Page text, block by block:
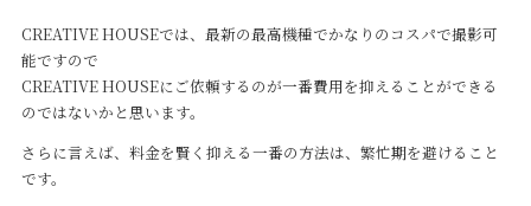
CREATIVE HOUSEでは、最新の最高機種でかなりのコスパで撮影可
能ですので
CREATIVE HOUSEにご依頼するのが一番費用を抑えることができる
のではないかと思います。
さらに言えば、料金を賢く抑える一番の方法は、繁忙期を避けること
です。